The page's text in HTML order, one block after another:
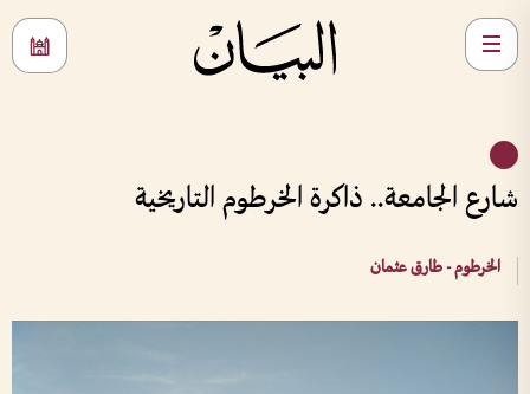
شارع الجامعة.. ذاكرة الخرطوم التاريخية
الخرطوم - طارق عثمان